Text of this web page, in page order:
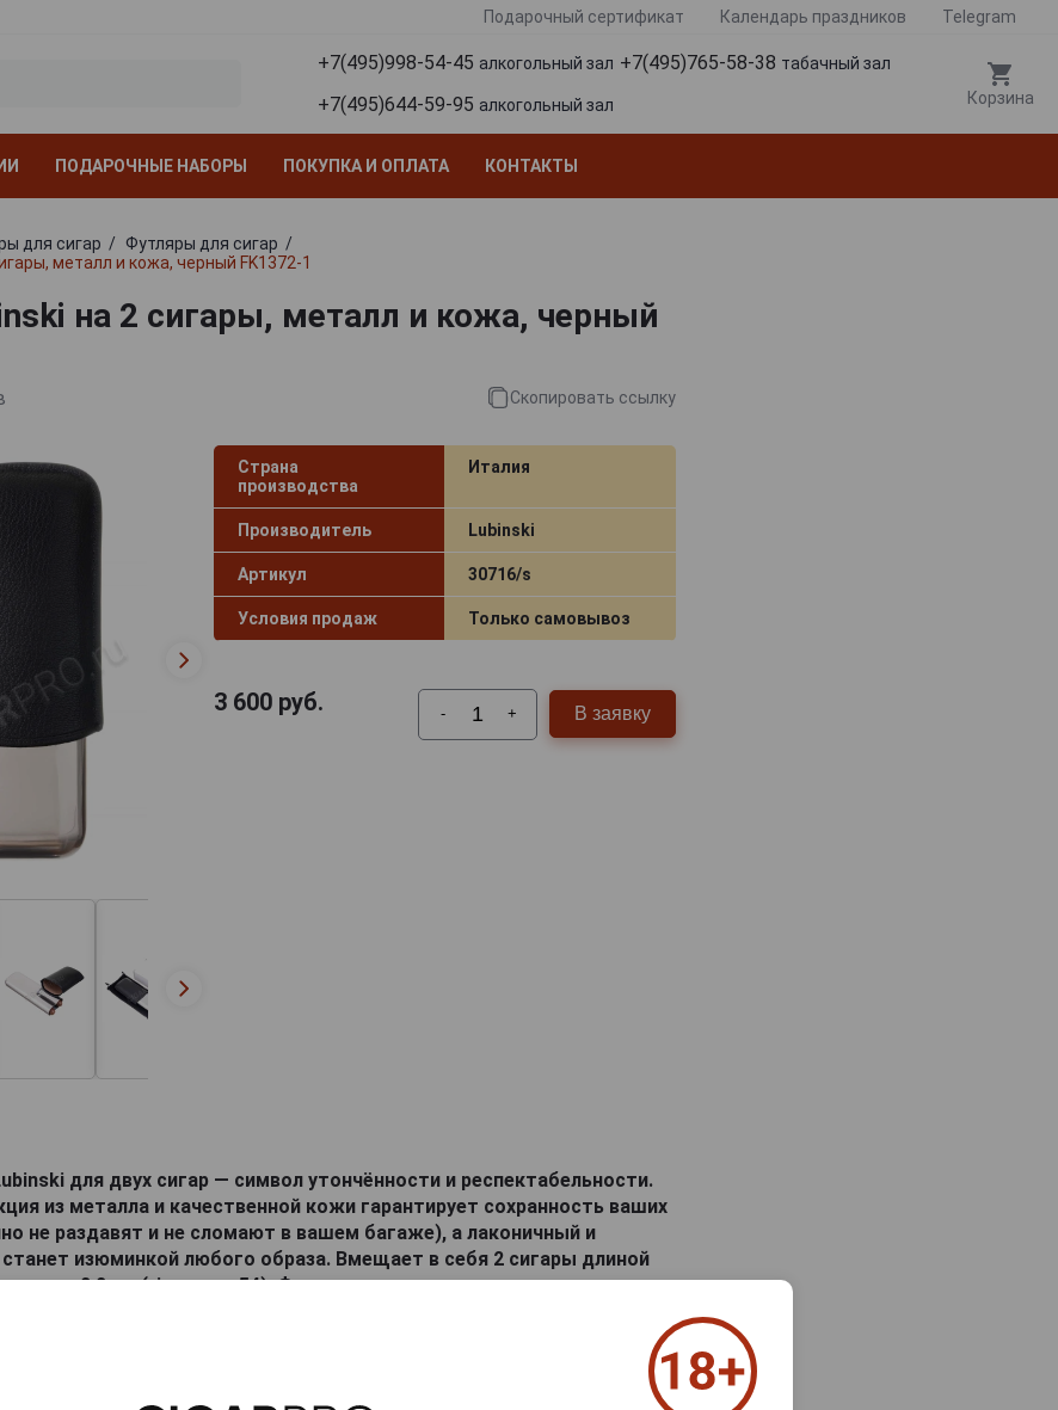
Подарочный сертификат Календарь праздников Telegram
+7(495)998-54-45 алкогольный зал +7(495)765-58-38 табачный зал
+7(495)644-59-95 алкогольный зал Корзина
ПОДАРОЧНЫЕ НАБОРЫ ПОКУПКА И ОПЛАТА КОНТАКТЫ
для сигар
Футляры для сигар
металл и кожа, черный FK1372-1
на 2 сигары, металл и кожа, черный
Скопировать ссылку
Страна
производства
Италия
Производитель Lubinski
Артикул 30716/s
Условия продаж Только самовывоз
3 600руб. - + В заявку
для двух сигар — символ утончённости и респектабельности.
из металла и качественной кожи гарантирует сохранность ваших
не раздавят и не сломают в вашем багаже), а лаконичный и
изюминкой любого образа. Вмещает в себя 2 сигары длиной
до 2,2 см (ring gage 54). Фирменная подарочная упаковка.